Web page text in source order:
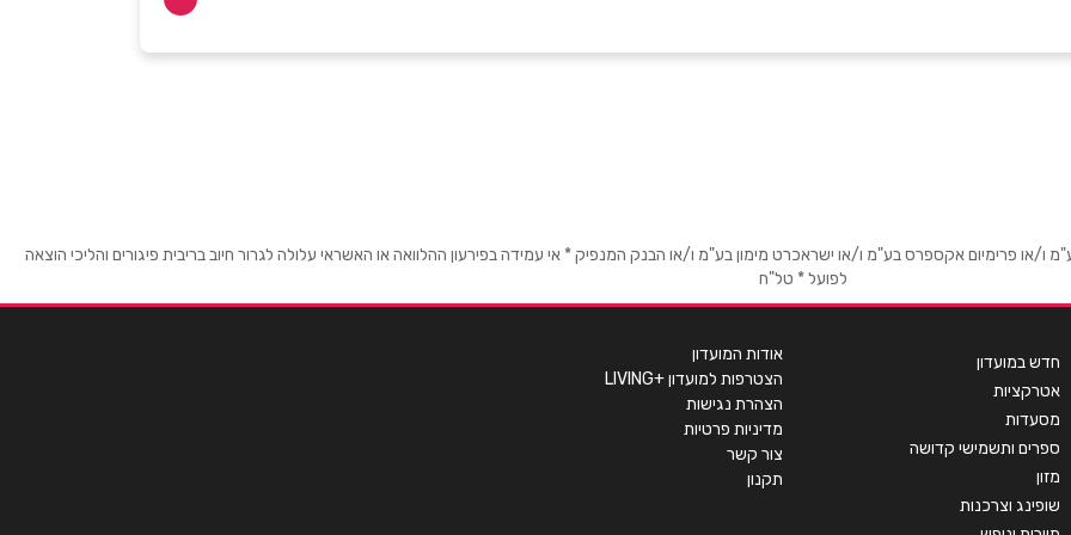
פרימיום אקספרס בע"מ ו/או ישראכרט מימון בע"מ ו/או הבנק המנפיק * אי עמידה בפירעון ההלוואה או האשראי עלולה לגרור חיוב בריבית פיגורים והליכי הוצאה
לפועל * טל"ח
חדש במועדון
אטרקציות
מסעדות
ספרים ותשמישי קדושה
מזון
שופינג וצרכנות
אודות המועדון
הצטרפות למועדון +LIVING
הצהרת נגישות
מדיניות פרטיות
צור קשר
תקנון